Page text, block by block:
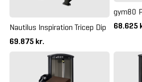
Nautilus Inspiration Tricep Dip
69.875 kr.
gym80
68.625